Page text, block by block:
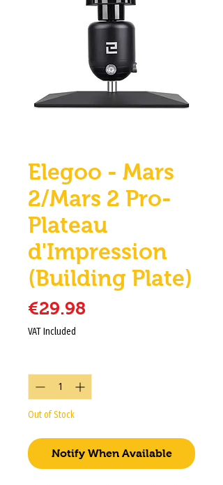
Elegoo - Mars
2/Mars 2 Pro-
Plateau
d'Impression
(Building Plate)
€29.98
VAT Included
Out of Stock
Notify When Available